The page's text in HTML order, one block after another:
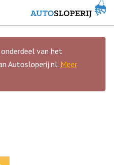
van het
Autosloperij.nl. Meer